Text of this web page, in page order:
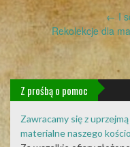
Post
navigation
← I
Rekolekcje dla
Z prośbą o pomoc
Zawracamy się z
materialne naszego